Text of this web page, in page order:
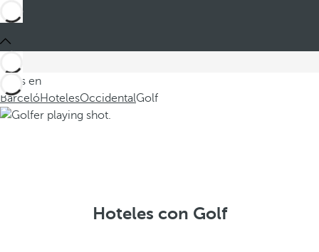
Estás en
BarcelóHotelesOccidentalGolf
Hoteles con Golf